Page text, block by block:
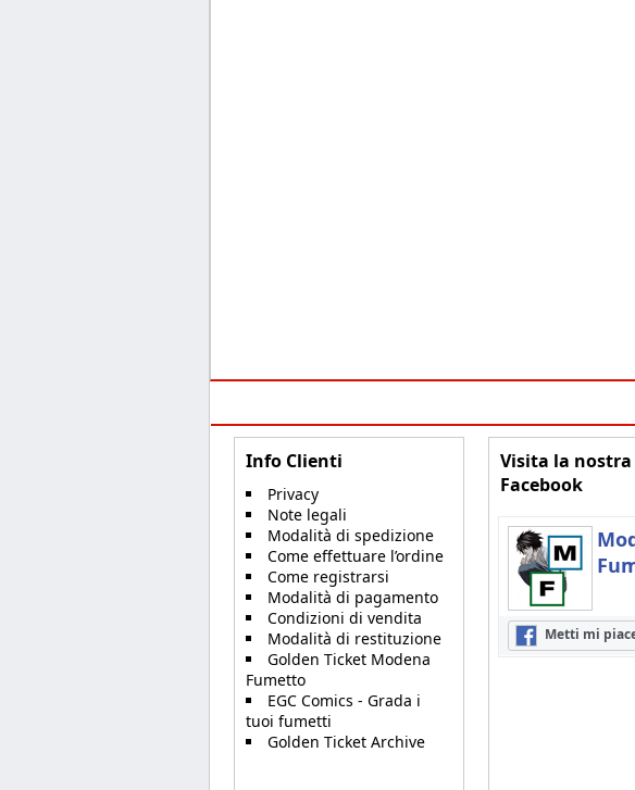
Info Clienti
Privacy
Note legali
Modalità di spedizione
Come effettuare l’ordine
Come registrarsi
Modalità di pagamento
Condizioni di vendita
Modalità di restituzione
Golden Ticket Modena
Fumetto
EGC Comics - Grada i
tuoi fumetti
Golden Ticket Archive
Visita la
Facebook
Metti mi